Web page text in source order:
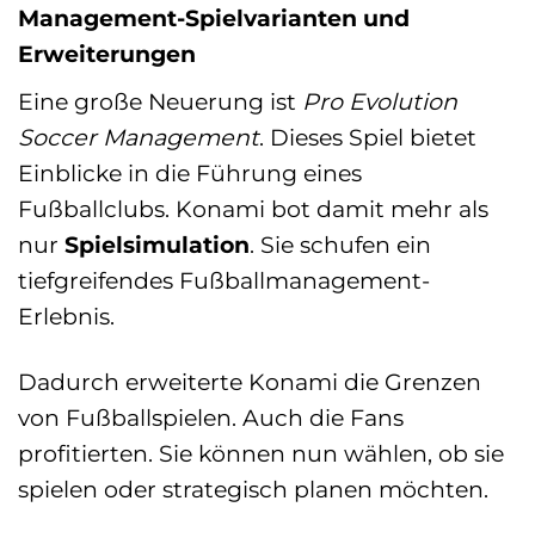
Management-Spielvarianten und
Erweiterungen
Eine große Neuerung ist Pro Evolution
Soccer Management. Dieses Spiel bietet
Einblicke in die Führung eines
Fußballclubs. Konami bot damit mehr als
nur Spielsimulation. Sie schufen ein
tiefgreifendes Fußballmanagement-
Erlebnis.
Dadurch erweiterte Konami die Grenzen
von Fußballspielen. Auch die Fans
profitierten. Sie können nun wählen, ob sie
spielen oder strategisch planen möchten.